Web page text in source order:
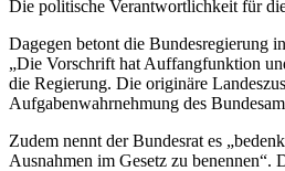
Die politische Verantwortlichkeit für
Dagegen betont die Bundesregierung
„Die Vorschrift hat Auffangfunktion
die Regierung. Die originäre
Aufgabenwahrnehmung des
Zudem nennt der Bundesrat es
Ausnahmen im Gesetz zu benennen“.